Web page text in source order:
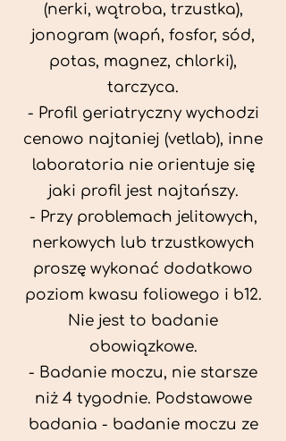
(nerki, wątroba, trzustka),
jonogram (wapń, fosfor, sód,
potas, magnez, chlorki),
tarczyca.
- Profil geriatryczny wychodzi
cenowo najtaniej (vetlab), inne
laboratoria nie orientuje się
jaki profil jest najtańszy.
- Przy problemach jelitowych,
nerkowych lub trzustkowych
proszę wykonać dodatkowo
poziom kwasu foliowego i b12.
Nie jest to badanie
obowiązkowe.
- Badanie moczu, nie starsze
niż 4 tygodnie. Podstawowe
badania - badanie moczu ze